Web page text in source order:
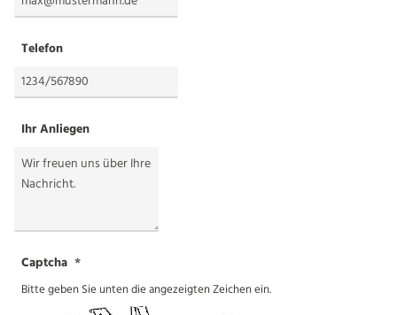
Telefon
Ihr Anliegen
Captcha
Bitte geben Sie unten die angezeigten Zeichen ein.